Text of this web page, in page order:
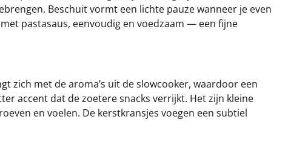
Beschuit vormt een lichte pauze wanneer je even
pastasaus, eenvoudig en voedzaam — een fijne
zich met de aroma’s uit de slowcooker, waardoor een
accent dat de zoetere snacks verrijkt. Het zijn kleine
en voelen. De kerstkransjes voegen een subtiel